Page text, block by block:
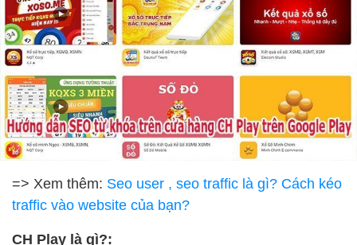
=> Xem thêm: Seo user , seo traffic là gì? Cách kéo
traffic vào website của bạn?
CH Play là gì?: